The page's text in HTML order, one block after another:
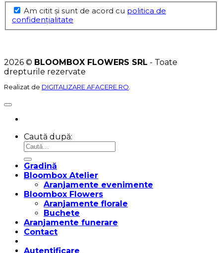
Am citit şi sunt de acord cu politica de
confidențialitate
2026 © BLOOMBOX FLOWERS SRL - Toate
drepturile rezervate
Realizat de DIGITALIZARE AFACERE.RO
Caută după:
Gradină
Bloombox Atelier
Aranjamente evenimente
Bloombox Flowers
Aranjamente florale
Buchete
Aranjamente funerare
Contact
Autentificare